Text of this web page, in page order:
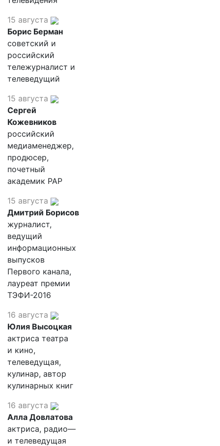
15 августа
Борис Берман
советский и
российский
тележурналист и
телеведущий
15 августа
Сергей
Кожевников
российский
медиаменеджер,
продюсер,
почетный
академик РАР
15 августа
Дмитрий Борисов
журналист,
ведущий
информационных
выпусков
Первого канала,
лауреат премии
ТЭФИ-2016
16 августа
Юлия Высоцкая
актриса театра
и кино,
телеведущая,
кулинар, автор
кулинарных книг
16 августа
Алла Довлатова
актриса, радио—
и телеведущая